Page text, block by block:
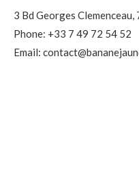
3 Bd Georges
Phone: +33 7 49 72 54 52
Email: